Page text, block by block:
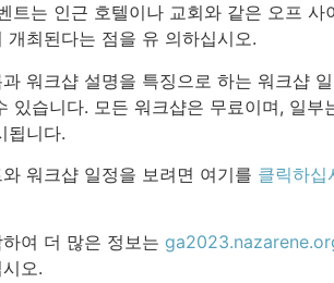
트는 인근 호텔이나 교회와 같은 오프 사
개최된다는 점을 유 의하십시오.
워크샵 설명을 특징으로 하는 워크샵
있습니다. 모든 워크샵은 무료이며, 일부
됩니다.
워크샵 일정을 보려면 여기를 클릭하십
여 더 많은 정보는
오.